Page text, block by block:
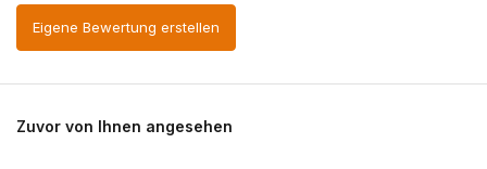
Eigene Bewertung erstellen
Zuvor von Ihnen angesehen